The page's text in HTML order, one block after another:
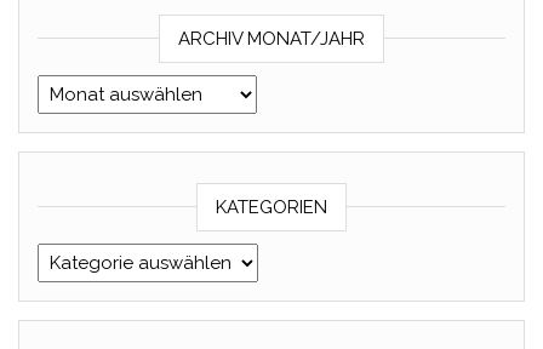
ARCHIV MONAT/JAHR
Archiv Monat/Jahr
KATEGORIEN
Kategorien